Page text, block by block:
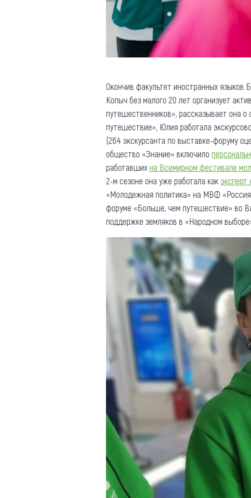
Окончив факультет иностранных языков
Копыч без малого 20 лет организует
путешественников», рассказывает она
путешествие», Юлия работала
(264 экскурсанта по выставке-форуму
общество «Знание» включило
работавшихна Всемирном фестивале
2-м сезоне она уже работала как
«Молодежная политика» на МВФ
форуме «Больше, чем путешествие» во
поддержке земляков в «Народном